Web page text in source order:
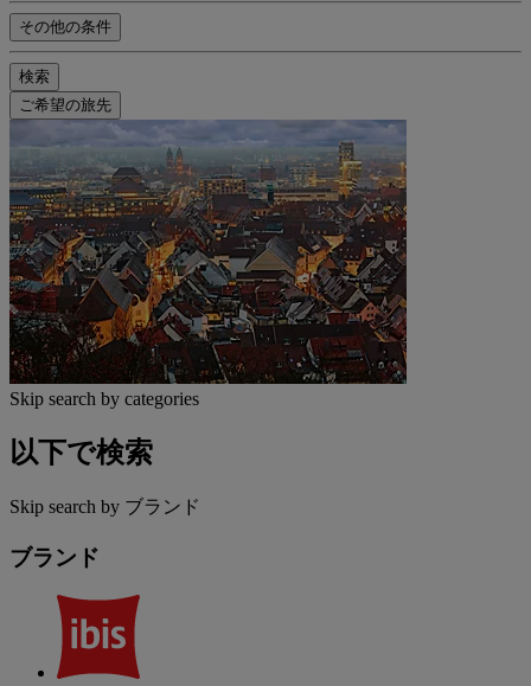
その他の条件
検索
ご希望の旅先
Skip search by categories
以下で検索
Skip search by ブランド
ブランド